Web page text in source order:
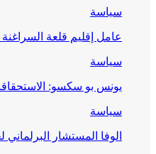
سياسة
عامل إقليم قلعة السراغنة يطلق
سياسة
يونس بو سكسو:
سياسة
الوفا المستشار